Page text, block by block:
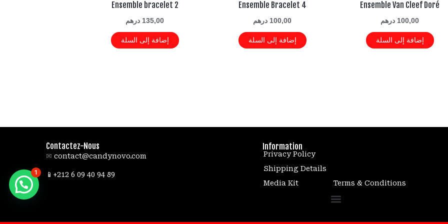
Ensemble Van Cleef Doré
100,00 درهم
إضافة إلى السلة
Ensemble Bracelet 4
100,00 درهم
إضافة إلى السلة
Ensemble bracelet 2
135,00 درهم
إضافة إلى السلة
Information
Privacy Policy
Shipping Details
Terms & Conditions
Media Kit
Contactez-Nous
contact@candynovo.com
✉
89 94 40 09 6 212+📱
1